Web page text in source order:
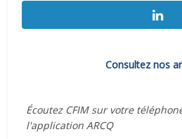
Consultez nos
Écoutez CFIM sur votre
l'application ARCQ